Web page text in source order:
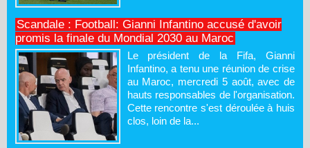
Scandale : Football: Gianni Infantino accusé d'avoir
promis la finale du Mondial 2030 au Maroc
Le président de la Fifa, Gianni
Infantino, a tenu une réunion de crise
au Maroc, mercredi 5 août, avec de
hauts responsables de l'organisation.
Cette rencontre s'est déroulée à huis
clos, loin de la...